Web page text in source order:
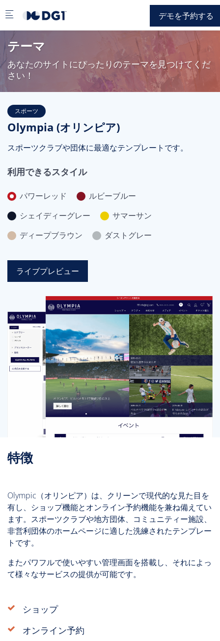
テーマ
あなたのサイトにぴったりのテーマを見つけてくだ
さい！
スポーツ
Olympia (オリンピア)
スポーツクラブや団体に最適なテンプレートです。
利用できるスタイル
パワーレッド
ルビーブルー
シェイディーグレー
サマーサン
ディープブラウン
ダストグレー
ライブプレビュー
特徴
Olympic（オリンピア）は、クリーンで現代的な見た目を
有し、ショップ機能とオンライン予約機能を兼ね備えてい
ます。スポーツクラブや地方団体、コミュニティー施設、
非営利団体のホームページに適した洗練されたテンプレー
トです。
またパワフルで使いやすい管理画面を搭載し、それによっ
て様々なサービスの提供が可能です。
ショップ
オンライン予約
デモを予約する